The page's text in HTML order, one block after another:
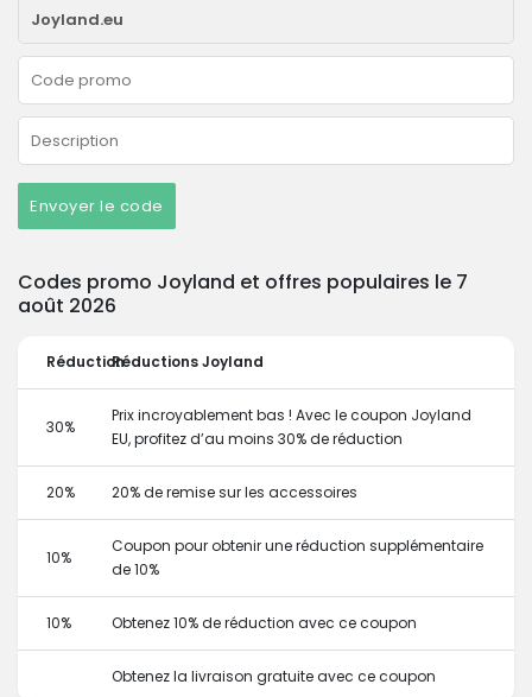
Envoyer le code
Codes promo Joyland et offres populaires le 7
août 2026
RéductionRéductions Joyland
30%
Prix incroyablement bas ! Avec le coupon Joyland
EU, profitez d’au moins 30% de réduction
20% 20% de remise sur les accessoires
10%
Coupon pour obtenir une réduction supplémentaire
de 10%
10% Obtenez 10% de réduction avec ce coupon
Obtenez la livraison gratuite avec ce coupon